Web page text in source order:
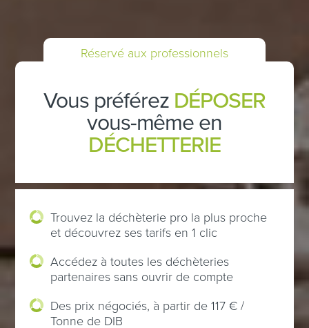
Réservé aux professionnels
Vous préférezDÉPOSER
vous-même en
DÉCHETTERIE
Trouvez la déchèterie pro la plus proche
et découvrez ses tarifs en 1 clic
Accédez à toutes les déchèteries
partenaires sans ouvrir de compte
Des prix négociés, à partir de 117 € /
Tonne de DIB